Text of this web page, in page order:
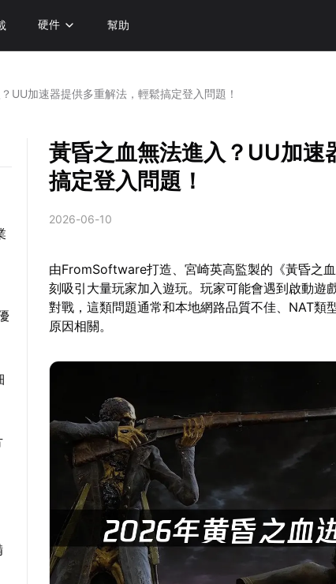
硬件 幫助
UU加速器提供多重解法，輕鬆搞定登入問題！
黃昏之血無法進入？UU加速
搞定登入問題！
2026-06-10
由FromSoftware打造、宮崎英高監製的《黃昏之
刻吸引大量玩家加入遊玩。玩家可能會遇到啟動遊
對戰，這類問題通常和本地網路品質不佳、NAT類
原因相關。